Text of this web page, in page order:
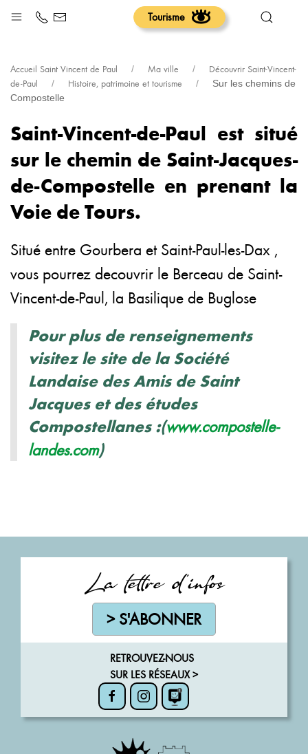
Tourisme
Sur les chemins de Compostelle
Accueil Saint Vincent de Paul Ma ville
Découvrir Saint-Vincent-
de-Paul
Histoire, patrimoine et tourisme
Sur les chemins de
Compostelle
Saint-Vincent-de-Paul est situé
sur le chemin de Saint-Jacques-
de-Compostelle en prenant la
Voie de Tours.
Situé entre Gourbera et Saint-Paul-les-Dax ,
vous pourrez decouvrir le Berceau de Saint-
Vincent-de-Paul, la Basilique de Buglose
Pour plus de renseignements
visitez le site de la Société
Landaise des Amis de Saint
Jacques et des études
Compostellanes :(www.compostelle-
landes.com)
La lettre d'infos
> S'ABONNER
RETROUVEZ-NOUS
SUR LES RÉSEAUX >